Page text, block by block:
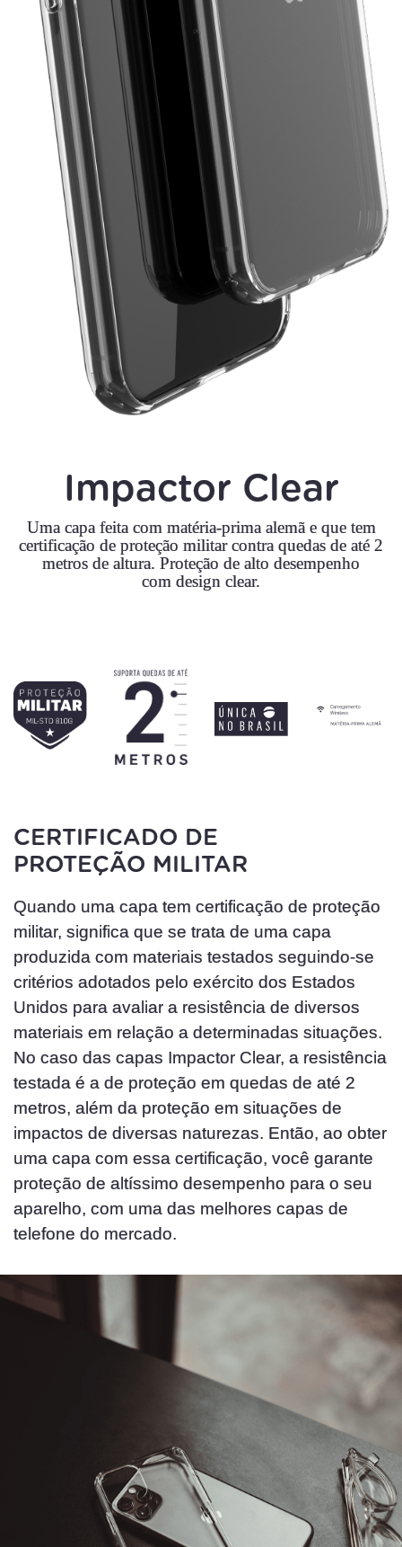
Impactor Clear
Uma capa feita com matéria-prima alemã e que tem
certificação de proteção militar contra quedas de até 2
metros de altura. Proteção de alto desempenho
com design clear.
CERTIFICADO DE
PROTEÇÃO MILITAR
Quando uma capa tem certificação de proteção
militar, significa que se trata de uma capa
produzida com materiais testados seguindo-se
critérios adotados pelo exército dos Estados
Unidos para avaliar a resistência de diversos
materiais em relação a determinadas situações.
No caso das capas Impactor Clear, a resistência
testada é a de proteção em quedas de até 2
metros, além da proteção em situações de
impactos de diversas naturezas. Então, ao obter
uma capa com essa certificação, você garante
proteção de altíssimo desempenho para o seu
aparelho, com uma das melhores capas de
telefone do mercado.